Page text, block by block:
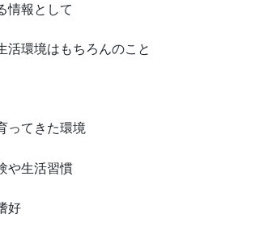
情報として
活環境はもちろんのこと
ってきた環境
や生活習慣
好